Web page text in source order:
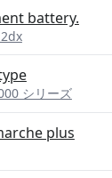
battery.
シリーズ
plus